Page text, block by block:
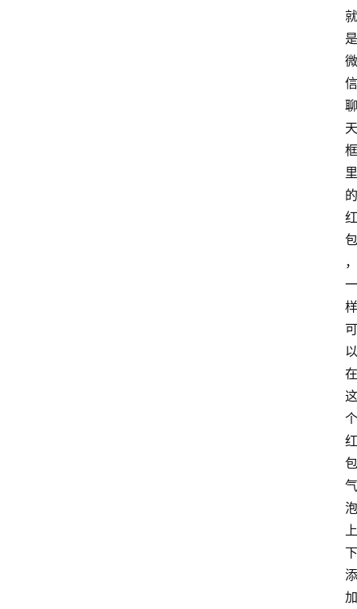
就
是
微
信
聊
天
框
里
的
红
包
，
一
样
可
以
在
这
个
红
包
气
泡
上
下
添
加